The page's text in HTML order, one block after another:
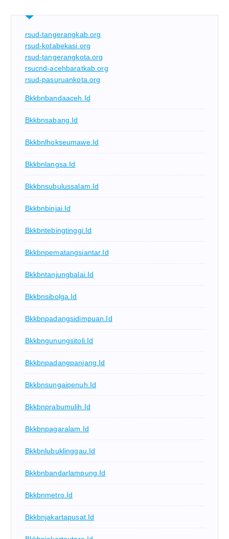
rsud-tangerangkab.org
rsud-kotabekasi.org
rsud-tangerangkota.org
rsucnd-acehbaratkab.org
rsud-pasuruankota.org
Bkkbnbandaaceh.id
Bkkbnsabang.id
Bkkbnlhokseumawe.id
Bkkbnlangsa.id
Bkkbnsubulussalam.id
Bkkbnbinjai.id
Bkkbntebingtinggi.id
Bkkbnpematangsiantar.id
Bkkbntanjungbalai.id
Bkkbnsibolga.id
Bkkbnpadangsidimpuan.id
Bkkbngunungsitoli.id
Bkkbnpadangpanjang.id
Bkkbnsungaipenuh.id
Bkkbnprabumulih.id
Bkkbnpagaralam.id
Bkkbnlubuklinggau.id
Bkkbnbandarlampung.id
Bkkbnmetro.id
Bkkbnjakartapusat.id